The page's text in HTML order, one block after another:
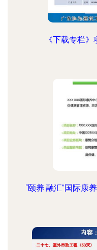
《下载专栏
“颐养·融汇”国际康